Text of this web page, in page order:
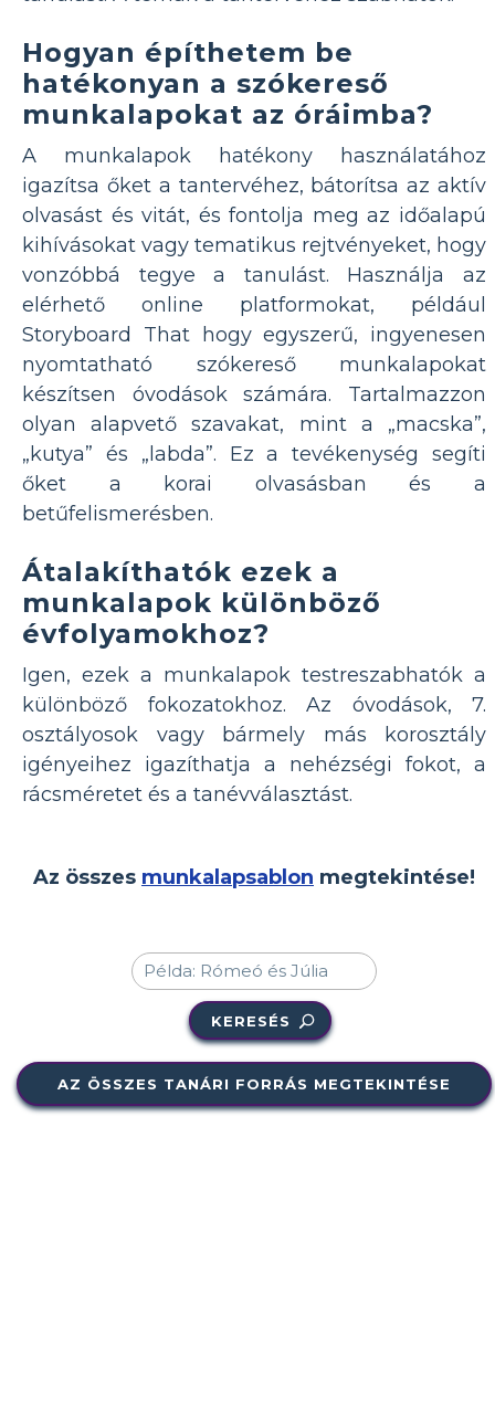
Hogyan építhetem be
hatékonyan a szókereső
munkalapokat az óráimba?
A munkalapok hatékony használatához
igazítsa őket a tantervéhez, bátorítsa az aktív
olvasást és vitát, és fontolja meg az időalapú
kihívásokat vagy tematikus rejtvényeket, hogy
vonzóbbá tegye a tanulást. Használja az
elérhető online platformokat, például
Storyboard That hogy egyszerű, ingyenesen
nyomtatható szókereső munkalapokat
készítsen óvodások számára. Tartalmazzon
olyan alapvető szavakat, mint a „macska”,
„kutya” és „labda”. Ez a tevékenység segíti
őket a korai olvasásban és a
betűfelismerésben.
Átalakíthatók ezek a
munkalapok különböző
évfolyamokhoz?
Igen, ezek a munkalapok testreszabhatók a
különböző fokozatokhoz. Az óvodások, 7.
osztályosok vagy bármely más korosztály
igényeihez igazíthatja a nehézségi fokot, a
rácsméretet és a tanévválasztást.
Az összes munkalapsablon megtekintése!
KERESÉS
AZ ÖSSZES TANÁRI FORRÁS MEGTEKINTÉSE